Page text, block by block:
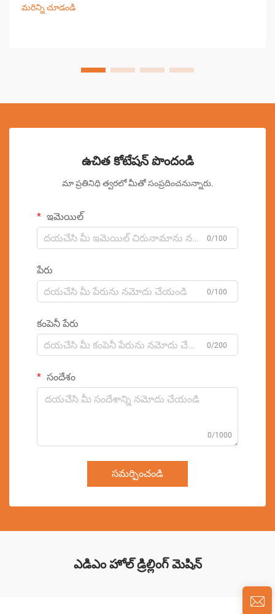
సామర్థ్యాలను అందిస్తుంది...
మరిన్ని చూడండి
ఉచిత కోటేషన్ పొందండి
మా ప్రతినిధి త్వరలో మీతో సంప్రదించనున్నారు.
ఇమెయిల్
0/100
పేరు
0/100
కంపెనీ పేరు
0/200
సందేశం
0/1000
సమర్పించండి
ఎడిఎం హోల్ డ్రిల్లింగ్ మెషిన్